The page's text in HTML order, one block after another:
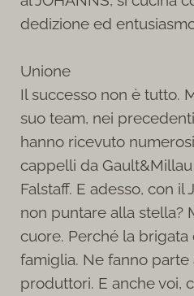
dedizione ed
Unione
Il successo non è tutto.
suo team, nei
hanno ricevuto
cappelli da
Falstaff. E adesso, con il
non puntare alla stella?
cuore. Perché la brigata
famiglia. Ne fanno
produttori. E anche voi,